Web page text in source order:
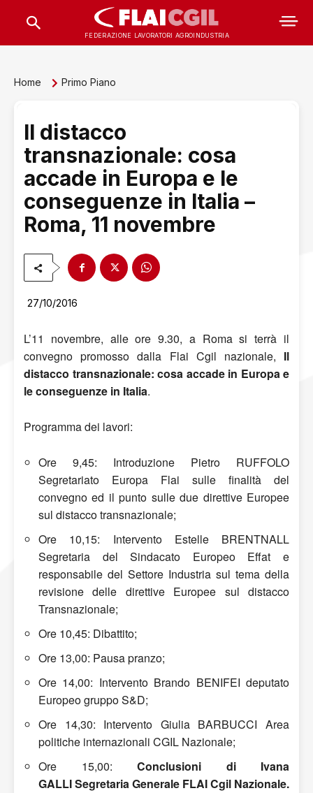
FEDERAZIONE LAVORATORI AGROINDUSTRIA
Home Primo Piano
Il distacco
transnazionale: cosa
accade in Europa e le
conseguenze in Italia –
Roma, 11 novembre
27/10/2016
L’11 novembre, alle ore 9.30, a Roma si terrà il
convegno promosso dalla Flai Cgil nazionale, Il
distacco transnazionale: cosa accade in Europa e
le conseguenze in Italia.
Programma dei lavori:
Ore 9,45: Introduzione Pietro RUFFOLO
Segretariato Europa Flai sulle finalità del
convegno ed il punto sulle due direttive Europee
sul distacco transnazionale;
Ore 10,15: Intervento Estelle BRENTNALL
Segretaria del Sindacato Europeo Effat e
responsabile del Settore Industria sul tema della
revisione delle direttive Europee sul distacco
Transnazionale;
Ore 10,45: Dibattito;
Ore 13,00: Pausa pranzo;
Ore 14,00: Intervento Brando BENIFEI deputato
Europeo gruppo S&D;
Ore 14,30: Intervento Giulia BARBUCCI Area
politiche internazionali CGIL Nazionale;
Ore 15,00: Conclusioni di Ivana
GALLI Segretaria Generale FLAI Cgil Nazionale.